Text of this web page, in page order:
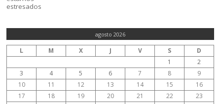
agosto 2026
L M X J V S
D
1
2
3
4 5 6 7 8
9
10
11 12 13 14 15
16
17
18 19 20 21 22
23